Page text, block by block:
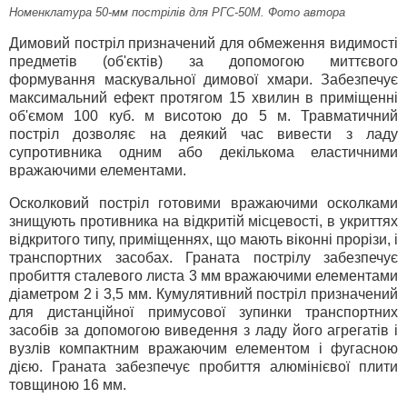
Номенклатура 50-мм пострілів для РГС-50М. Фото автора
Димовий постріл призначений для обмеження видимості
предметів (об'єктів) за допомогою миттєвого
формування маскувальної димової хмари. Забезпечує
максимальний ефект протягом 15 хвилин в приміщенні
об'ємом 100 куб. м висотою до 5 м. Травматичний
постріл дозволяє на деякий час вивести з ладу
супротивника одним або декількома еластичними
вражаючими елементами.
Осколковий постріл готовими вражаючими осколками
знищують противника на відкритій місцевості, в укриттях
відкритого типу, приміщеннях, що мають віконні прорізи, і
транспортних засобах. Граната пострілу забезпечує
пробиття сталевого листа 3 мм вражаючими елементами
діаметром 2 і 3,5 мм. Кумулятивний постріл призначений
для дистанційної примусової зупинки транспортних
засобів за допомогою виведення з ладу його агрегатів і
вузлів компактним вражаючим елементом і фугасною
дією. Граната забезпечує пробиття алюмінієвої плити
товщиною 16 мм.